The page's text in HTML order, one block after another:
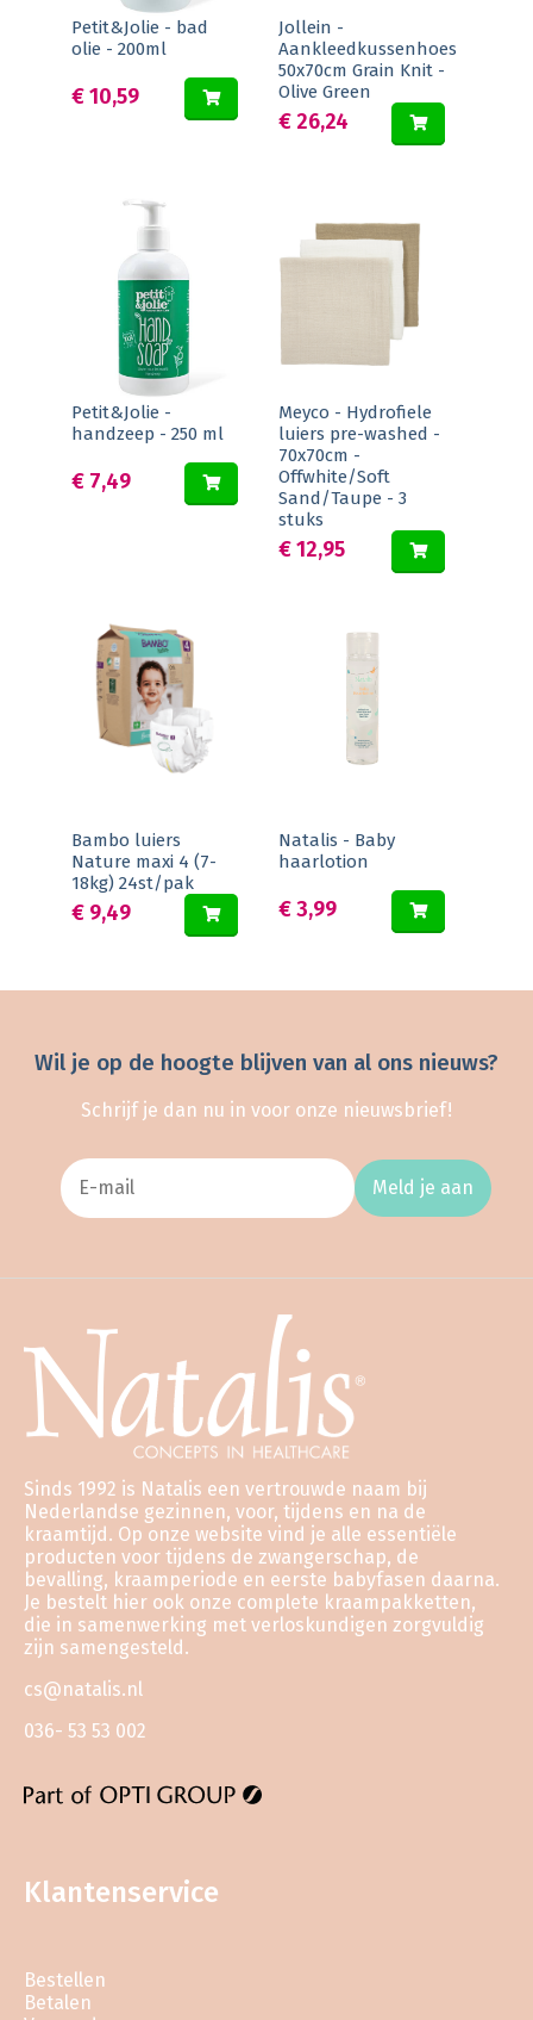
Petit&Jolie - bad
olie - 200ml
€ 10,59
Jollein -
Aankleedkussenhoes
50x70cm Grain Knit -
Olive Green
€ 26,24
Petit&Jolie -
handzeep - 250 ml
€ 7,49
Meyco - Hydrofiele
luiers pre-washed -
70x70cm -
Offwhite/Soft
Sand/Taupe - 3
stuks
€ 12,95
Bambo luiers
Nature maxi 4 (7-
18kg) 24st/pak
€ 9,49
Natalis - Baby
haarlotion
€ 3,99
Wil je op de hoogte blijven van al ons nieuws?
Schrijf je dan nu in voor onze nieuwsbrief!
Meld je aan
Sinds 1992 is Natalis een vertrouwde naam bij
Nederlandse gezinnen, voor, tijdens en na de
kraamtijd. Op onze website vind je alle essentiële
producten voor tijdens de zwangerschap, de
bevalling, kraamperiode en eerste babyfasen daarna.
Je bestelt hier ook onze complete kraampakketten,
die in samenwerking met verloskundigen zorgvuldig
zijn samengesteld.
cs@natalis.nl
036- 53 53 002
Klantenservice
Bestellen
Betalen